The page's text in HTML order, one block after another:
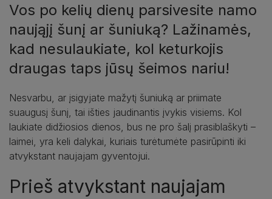
Vos po kelių dienų parsivesite namo
naująjį šunį ar šuniuką? Lažinamės,
kad nesulaukiate, kol keturkojis
draugas taps jūsų šeimos nariu!
Nesvarbu, ar įsigyjate mažytį šuniuką ar priimate
suaugusį šunį, tai išties jaudinantis įvykis visiems. Kol
laukiate didžiosios dienos, bus ne pro šalį prasiblaškyti –
laimei, yra keli dalykai, kuriais turėtumėte pasirūpinti iki
atvykstant naujajam gyventojui.
Prieš atvykstant naujajam